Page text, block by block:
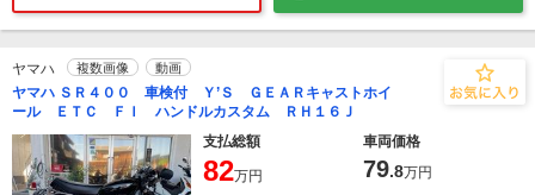
ヤマハ 複数画像 動画
ヤマハ ＳＲ４００ 車検付 Ｙ’Ｓ ＧＥＡＲキャストホイ
ール ＥＴＣ ＦＩ ハンドルカスタム ＲＨ１６Ｊ
支払総額
車両価格
82万円 79.8万円